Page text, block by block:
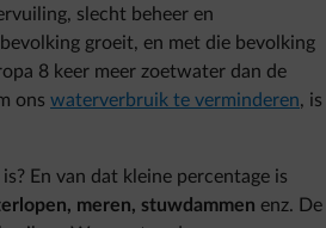
slecht beheer en
groeit, en met die bevolking
8 keer meer zoetwater dan de
ons waterverbruik te verminderen, is
En van dat kleine percentage is
meren, stuwdammen enz. De